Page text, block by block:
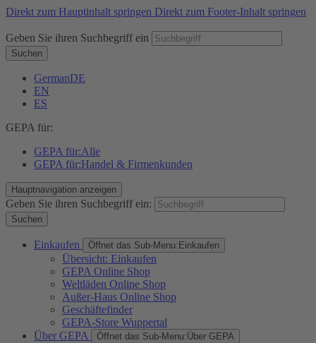
Direkt zum Hauptinhalt springen Direkt zum Footer-Inhalt springen
Geben Sie ihren Suchbegriff ein
Suchen
GermanDE
EN
ES
GEPA für:
GEPA für:Alle
GEPA für:Handel & Firmenkunden
Hauptnavigation anzeigen
Geben Sie ihren Suchbegriff ein:
Suchen
Einkaufen Öffnet das Sub-Menu: Einkaufen
Übersicht: Einkaufen
GEPA Online Shop
Weltläden Online Shop
Außer-Haus Online Shop
Geschäftefinder
GEPA-Store Wuppertal
Über GEPA
Öffnet das Sub-Menu:Über GEPA